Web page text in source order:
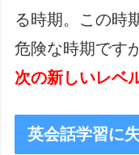
る時期。この時
危険な時期です
次の新しいレベ
英会話学習に